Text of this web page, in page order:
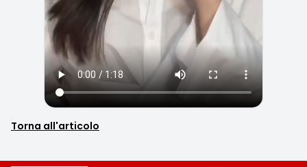
Torna all'articolo